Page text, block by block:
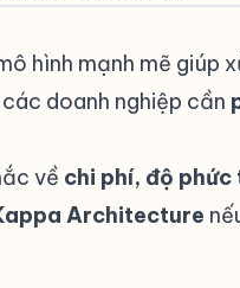
hình mạnh mẽ giúp
doanh nghiệp cần
về chi phí, độ
Architecture